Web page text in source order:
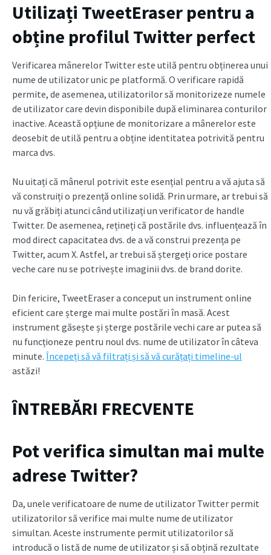
Utilizați TweetEraser pentru a
obține profilul Twitter perfect
Verificarea mânerelor Twitter este utilă pentru obținerea unui
nume de utilizator unic pe platformă. O verificare rapidă
permite, de asemenea, utilizatorilor să monitorizeze numele
de utilizator care devin disponibile după eliminarea conturilor
inactive. Această opțiune de monitorizare a mânerelor este
deosebit de utilă pentru a obține identitatea potrivită pentru
marca dvs.
Nu uitați că mânerul potrivit este esențial pentru a vă ajuta să
vă construiți o prezență online solidă. Prin urmare, ar trebui să
nu vă grăbiți atunci când utilizați un verificator de handle
Twitter. De asemenea, rețineți că postările dvs. influențează în
mod direct capacitatea dvs. de a vă construi prezența pe
Twitter, acum X. Astfel, ar trebui să ștergeți orice postare
veche care nu se potrivește imaginii dvs. de brand dorite.
Din fericire, TweetEraser a conceput un instrument online
eficient care șterge mai multe postări în masă. Acest
instrument găsește și șterge postările vechi care ar putea să
nu funcționeze pentru noul dvs. nume de utilizator în câteva
minute. Începeți să vă filtrați și să vă curățați timeline-ul
astăzi!
ÎNTREBĂRI FRECVENTE
Pot verifica simultan mai multe
adrese Twitter?
Da, unele verificatoare de nume de utilizator Twitter permit
utilizatorilor să verifice mai multe nume de utilizator
simultan. Aceste instrumente permit utilizatorilor să
introducă o listă de nume de utilizator și să obțină rezultate